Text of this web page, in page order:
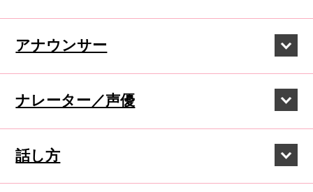
アナウンサー
ナレーター／声優
話し方